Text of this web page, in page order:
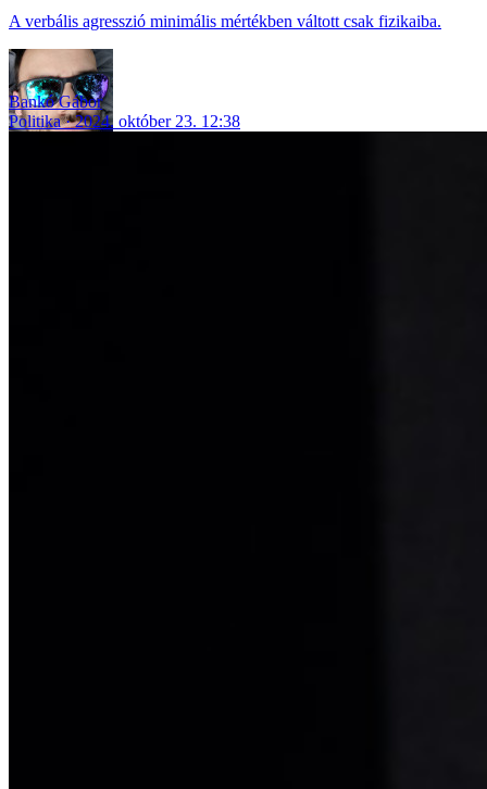
A verbális agresszió minimális mértékben váltott csak fizikaiba.
Bankó Gábor
Politika
2024. október 23. 12:38